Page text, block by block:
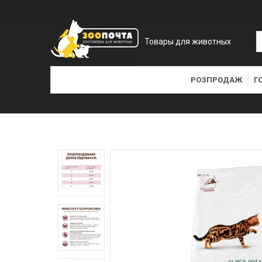
Товары для животных
РОЗПРОДАЖ